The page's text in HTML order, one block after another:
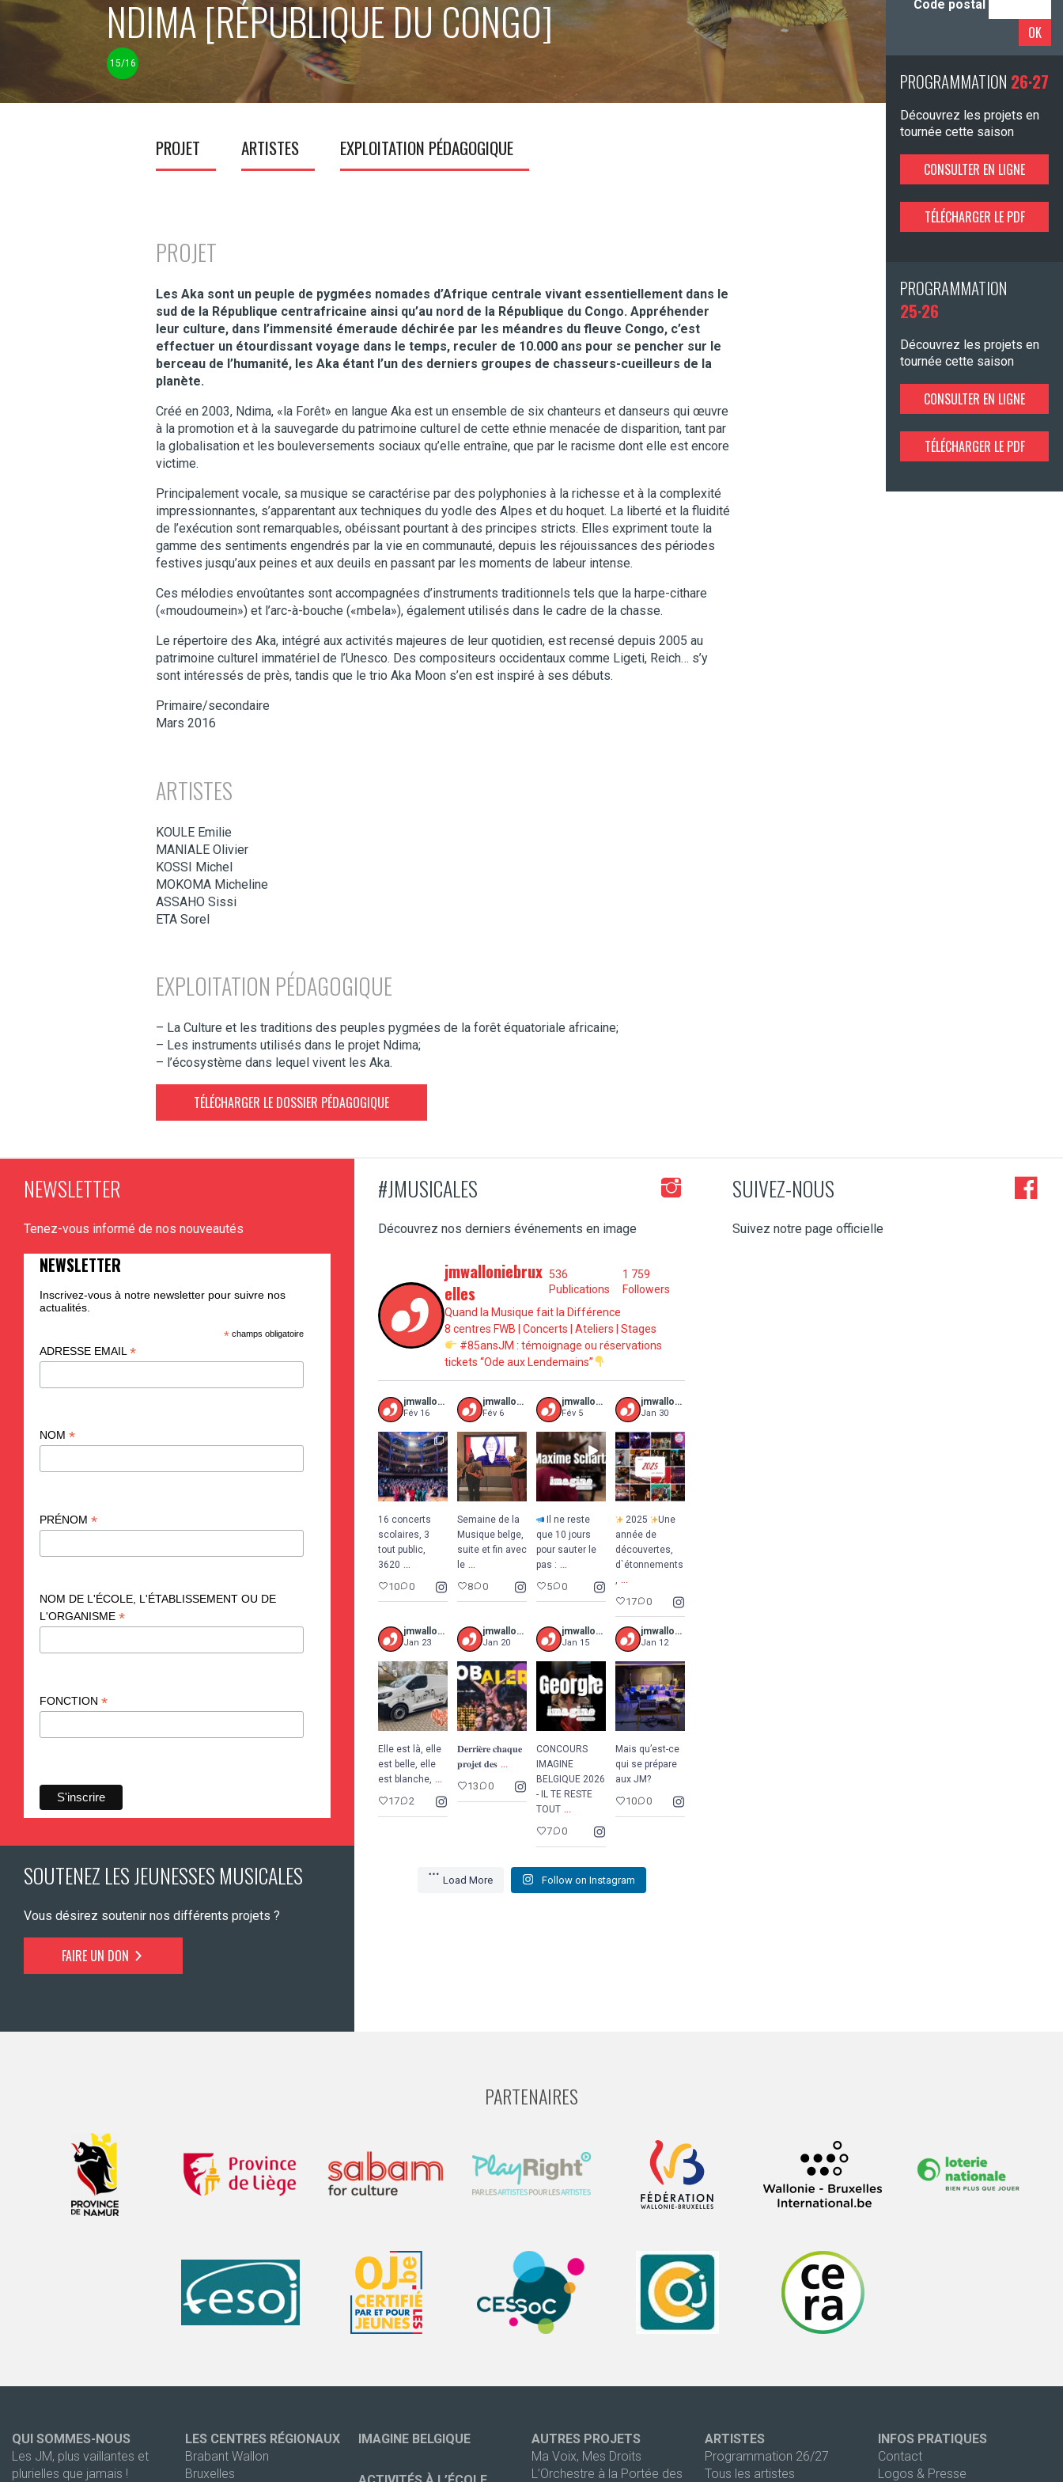
NDIMA [RÉPUBLIQUE DU CONGO]
15/16
PROJET ARTISTES EXPLOITATION PÉDAGOGIQUE
PROJET
Les Aka sont un peuple de pygmées nomades d’Afrique centrale vivant essentiellement dans le
sud de la République centrafricaine ainsi qu’au nord de la République du Congo. Appréhender
leur culture, dans l’immensité émeraude déchirée par les méandres du fleuve Congo, c’est
effectuer un étourdissant voyage dans le temps, reculer de 10.000 ans pour se pencher sur le
berceau de l’humanité, les Aka étant l’un des derniers groupes de chasseurs-cueilleurs de la
planète.
Créé en 2003, Ndima, «la Forêt» en langue Aka est un ensemble de six chanteurs et danseurs qui œuvre
à la promotion et à la sauvegarde du patrimoine culturel de cette ethnie menacée de disparition, tant par
la globalisation et les bouleversements sociaux qu’elle entraîne, que par le racisme dont elle est encore
victime.
Principalement vocale, sa musique se caractérise par des polyphonies à la richesse et à la complexité
impressionnantes, s’apparentant aux techniques du yodle des Alpes et du hoquet. La liberté et la fluidité
de l’exécution sont remarquables, obéissant pourtant à des principes stricts. Elles expriment toute la
gamme des sentiments engendrés par la vie en communauté, depuis les réjouissances des périodes
festives jusqu’aux peines et aux deuils en passant par les moments de labeur intense.
Ces mélodies envoûtantes sont accompagnées d’instruments traditionnels tels que la harpe-cithare
(«moudoumein») et l’arc-à-bouche («mbela»), également utilisés dans le cadre de la chasse.
Le répertoire des Aka, intégré aux activités majeures de leur quotidien, est recensé depuis 2005 au
patrimoine culturel immatériel de l’Unesco. Des compositeurs occidentaux comme Ligeti, Reich… s’y
sont intéressés de près, tandis que le trio Aka Moon s’en est inspiré à ses débuts.
Primaire/secondaire
Mars 2016
ARTISTES
KOULE Emilie
MANIALE Olivier
KOSSI Michel
MOKOMA Micheline
ASSAHO Sissi
ETA Sorel
EXPLOITATION PÉDAGOGIQUE
– La Culture et les traditions des peuples pygmées de la forêt équatoriale africaine;
– Les instruments utilisés dans le projet Ndima;
– l’écosystème dans lequel vivent les Aka.
TÉLÉCHARGER LE DOSSIER PÉDAGOGIQUE
Code postal
OK
PROGRAMMATION 26·27
Découvrez les projets en
tournée cette saison
CONSULTER EN LIGNE
TÉLÉCHARGER LE PDF
PROGRAMMATION
25·26
Découvrez les projets en
tournée cette saison
CONSULTER EN LIGNE
TÉLÉCHARGER LE PDF
NEWSLETTER
Tenez-vous informé de nos nouveautés
NEWSLETTER
Inscrivez-vous à notre newsletter pour suivre nos
actualités.
* champs obligatoire
ADRESSE EMAIL *
NOM *
PRÉNOM *
NOM DE L'ÉCOLE, L'ÉTABLISSEMENT OU DE
L'ORGANISME *
FONCTION *
SOUTENEZ LES JEUNESSES MUSICALES
Vous désirez soutenir nos différents projets ?
FAIRE UN DON
#JMUSICALES
Découvrez nos derniers événements en image
jmwalloniebrux
elles
536
Publications
1 759
Followers
Quand la Musique fait la Différence
8 centres FWB | Concerts | Ateliers | Stages
#85ansJM : témoignage ou réservations
tickets “Ode aux Lendemains”
jmwalloniebruxelles
Fév 16
16 concerts
scolaires, 3
tout public,
3620 ...
10 0
jmwalloniebruxelles
Fév 6
Semaine de la
Musique belge,
suite et fin avec
le ...
8 0
jmwalloniebruxelles
Fév 5
Il ne reste
que 10 jours
pour sauter le
pas : ...
5 0
jmwalloniebruxelles
Jan 30
2025
Une
année de
découvertes,
d`étonnements
, ...
17 0
jmwalloniebruxelles
Jan 23
Elle est là, elle
est belle, elle
est blanche, ...
17 2
jmwalloniebruxelles
Jan 20
𝐃𝐞𝐫𝐫𝐢𝐞̀𝐫𝐞 𝐜𝐡𝐚𝐪𝐮𝐞
𝐩𝐫𝐨𝐣𝐞𝐭 𝐝𝐞𝐬 ...
13 0
jmwalloniebruxelles
Jan 15
CONCOURS
IMAGINE
BELGIQUE 2026
- IL TE RESTE
TOUT ...
7 0
jmwalloniebruxelles
Jan 12
Mais qu’est-ce
qui se prépare
aux JM?
10 0
Load More Follow on Instagram
SUIVEZ-NOUS
Suivez notre page officielle
PARTENAIRES
QUI SOMMES-NOUS
Les JM, plus vaillantes et
plurielles que jamais !
LES CENTRES RÉGIONAUX
Brabant Wallon
Bruxelles
IMAGINE BELGIQUE
AUTRES PROJETS
Ma Voix, Mes Droits
L’Orchestre à la Portée des
ARTISTES
Programmation 26/27
Tous les artistes
INFOS PRATIQUES
Contact
Logos & Presse